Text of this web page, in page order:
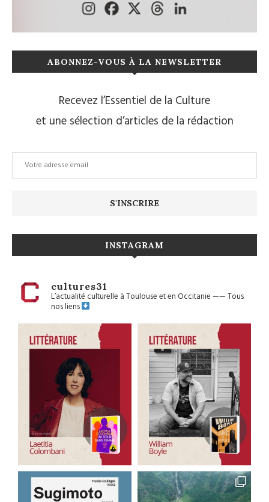
ABONNEZ-VOUS À LA NEWSLETTER
Recevez l’Essentiel de la Culture
et une sélection d’articles de la rédaction
INSTAGRAM
cultures31
L’actualité culturelle à Toulouse et en Occitanie——Tous
nos liens